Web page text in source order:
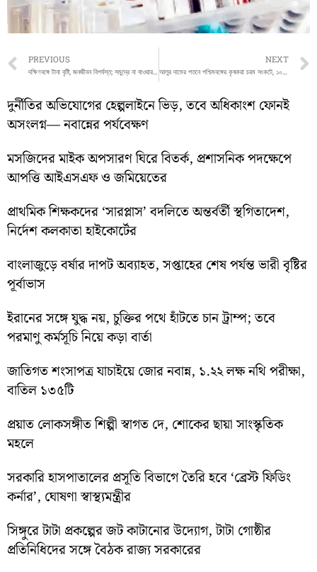
Prev
PREVIOUS
দক্ষিণবঙ্গে টানা বৃষ্টি, জনজীবন বিপর্যস্ত; সমুদ্রে না যাওয়ার পরামর্শ মৎস্যজীবীদের
NEXT
আলুর দামের পতনে পশ্চিমবঙ্গের কৃষকরা চরম সংকটে, ১০ হাজার কোটি টাকার ক্ষতির আশঙ্কা
দুর্নীতির অভিযোগের হেল্পলাইনে ভিড়, তবে অধিকাংশ ফোনই
অসংলগ্ন— নবান্নের পর্যবেক্ষণ
মসজিদের মাইক অপসারণ ঘিরে বিতর্ক, প্রশাসনিক পদক্ষেপে
আপত্তি আইএসএফ ও জমিয়েতের
প্রাথমিক শিক্ষকদের ‘সারপ্লাস’ বদলিতে অন্তর্বর্তী স্থগিতাদেশ,
নির্দেশ কলকাতা হাইকোর্টের
বাংলাজুড়ে বর্ষার দাপট অব্যাহত, সপ্তাহের শেষ পর্যন্ত ভারী বৃষ্টির
পূর্বাভাস
ইরানের সঙ্গে যুদ্ধ নয়, চুক্তির পথে হাঁটতে চান ট্রাম্প; তবে
পরমাণু কর্মসূচি নিয়ে কড়া বার্তা
জাতিগত শংসাপত্র যাচাইয়ে জোর নবান্ন, ১.২২ লক্ষ নথি পরীক্ষা,
বাতিল ১৩৫টি
প্রয়াত লোকসঙ্গীত শিল্পী স্বাগত দে, শোকের ছায়া সাংস্কৃতিক
মহলে
সরকারি হাসপাতালের প্রসূতি বিভাগে তৈরি হবে ‘ব্রেস্ট ফিডিং
কর্নার’, ঘোষণা স্বাস্থ্যমন্ত্রীর
সিঙ্গুরে টাটা প্রকল্পের জট কাটানোর উদ্যোগ, টাটা গোষ্ঠীর
প্রতিনিধিদের সঙ্গে বৈঠক রাজ্য সরকারের